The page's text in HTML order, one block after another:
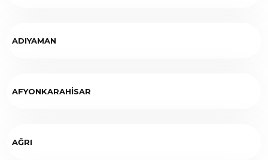
ADIYAMAN
AFYONKARAHİSAR
AĞRI